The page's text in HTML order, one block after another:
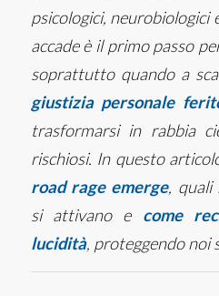
psicologici, neurobiologici
accade è il primo passo
soprattutto quando a
giustizia personale
trasformarsi in rabbia
rischiosi. In questo
road rage emerge, quali
si attivano e come
lucidità, proteggendo noi